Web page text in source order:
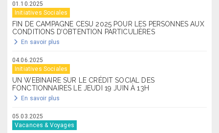
01.10.2025
Initiatives Sociales
FIN DE CAMPAGNE CESU 2025 POUR LES PERSONNES AUX
CONDITIONS D’OBTENTION PARTICULIÈRES
En savoir plus
04.06.2025
Initiatives Sociales
UN WEBINAIRE SUR LE CRÉDIT SOCIAL DES
FONCTIONNAIRES LE JEUDI 19 JUIN À 13H
En savoir plus
05.03.2025
Vacances & Voyages